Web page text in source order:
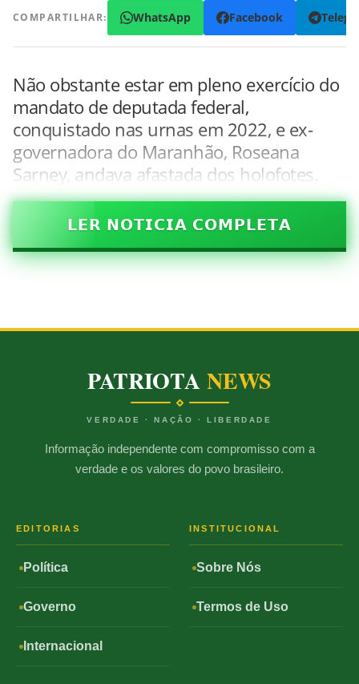
COMPARTILHAR: WhatsApp Facebook
Não obstante estar em pleno exercício do
mandato de deputada federal,
conquistado nas urnas em 2022, e ex-
governadora do Maranhão, Roseana
Sarney, andava afastada dos holofotes.
𝗟𝗘𝗥 𝗡𝗢𝗧𝗜𝗖𝗜𝗔 𝗖𝗢𝗠𝗣𝗟𝗘𝗧𝗔
PATRIOTANEWS
VERDADE · NAÇÃO · LIBERDADE
Informação independente com compromisso com a
verdade e os valores do povo brasileiro.
EDITORIAS
Política
Governo
Internacional
INSTITUCIONAL
Sobre Nós
Termos de Uso